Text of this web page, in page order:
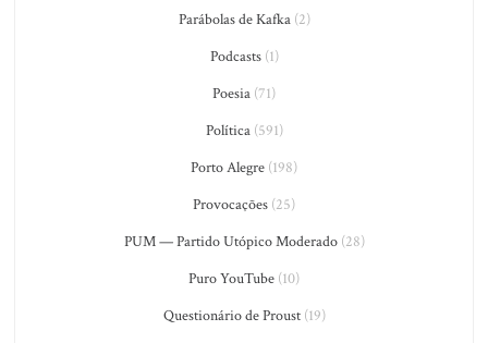
Parábolas de Kafka(2)
Podcasts(1)
Poesia (71)
Política(591)
Porto Alegre (198)
Provocações (25)
PUM — Partido Utópico Moderado(28)
Puro YouTube (10)
Questionário de Proust(19)